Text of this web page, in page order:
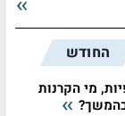
החודש
מי הקרנות